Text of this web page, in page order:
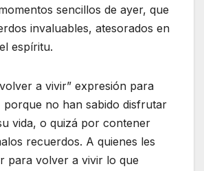
sencillos de ayer, que
invaluables, atesorados en
espíritu.
a vivir” expresión para
porque no han sabido disfrutar
vida, o quizá por contener
recuerdos. A quienes les
para volver a vivir lo que